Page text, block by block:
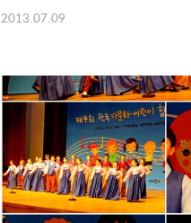
짜리를 64% 최저가로 공급하는
명품을 저렴하게 선물 할 수 있는 절
로거협동조합이 중소기업유통센터
64% 저렴하게 공급하는 명품 선글
[BCBGIRLS] 정찰가 135,000 짜리
가로 95,000원에 판매 중~~ 하지만
2013.07.09